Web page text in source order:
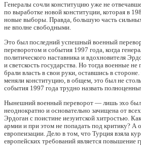
Генералы сочли конституцию уже не
по выработке новой конституции, которая в
новые выборы. Правда, большую часть
не вполне свободными.
Это был последний успешный военный
переворотом и события 1997 года, когда
политического наставника и вдохновителя
и светскость государства. Но тогда военные
брали власть в свои руки, оставшись в
меняли конституцию, в общем, это был не
события 1997 года трудно назвать
Нынешний военный переворот — лишь эхо
неоднократно и основательно зачищена от
Эрдоган с поистине иезуитской хитростью.
армии и при этом не попадать под критику? А
европеизации. Дело в том, что Турция взяла
европейских требований является повышение